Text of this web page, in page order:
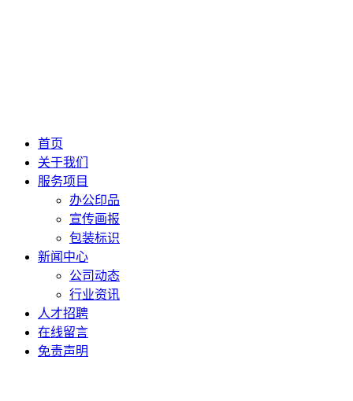
首页
关于我们
服务项目
办公印品
宣传画报
包装标识
新闻中心
公司动态
行业资讯
人才招聘
在线留言
免责声明